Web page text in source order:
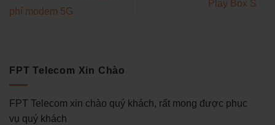
phí modem 5G
Play Box S
FPT Telecom Xin Chào
FPT Telecom xin chào quý khách, rất mong được phục
vụ quý khách